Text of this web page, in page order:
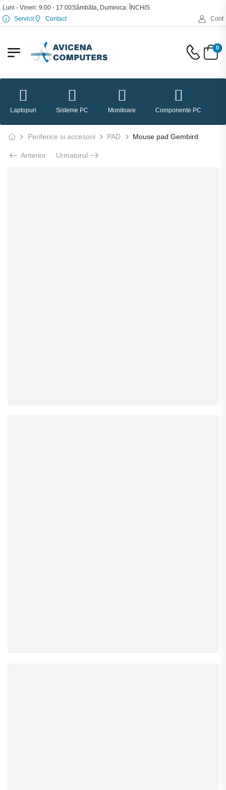
Luni - Vineri: 9:00 - 17:00Sâmbăta, Duminica: ÎNCHIS
Servicii
Contact Cont
0
Laptopuri Sisteme PC Monitoare Componente PC
Periferice si accesorii PAD Mouse pad Gembird
Anterior Urmatorul